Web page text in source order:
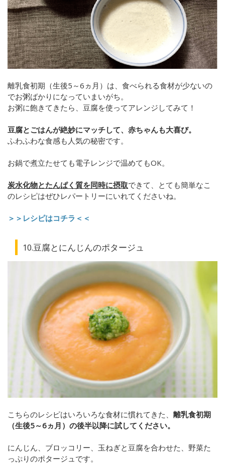
離乳食初期（生後5～6ヵ月）は、食べられる食材が少ないの
でお粥ばかりになっていまいがち。
お粥に飽きてきたら、豆腐を使ってアレンジしてみて！
豆腐とごはんが絶妙にマッチして、赤ちゃんも大喜び。
ふわふわな食感も人気の秘密です。
お鍋で煮立たせても電子レンジで温めてもOK。
炭水化物とたんぱく質を同時に摂取できて、とても簡単なこ
のレシピはぜひレパートリーにいれてくださいね。
＞＞レシピはコチラ＜＜
10.豆腐とにんじんのポタージュ
こちらのレシピはいろいろな食材に慣れてきた、 離乳食初期
（生後5～6ヵ月）の後半以降に試してください。
にんじん、ブロッコリー、玉ねぎと豆腐を合わせた、野菜た
っぷりのポタージュです。